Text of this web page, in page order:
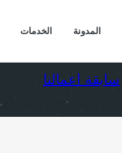
المدونة الخدمات
عرض
سابقة اعمالنا